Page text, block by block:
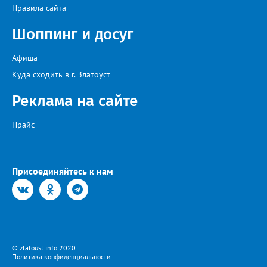
Правила сайта
Шоппинг и досуг
Афиша
Куда сходить в г. Златоуст
Реклама на сайте
Прайс
Присоединяйтесь к нам
© zlatoust.info 2020
Политика конфиденциальности